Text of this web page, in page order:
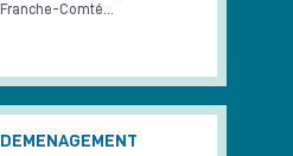
Franche-Comté…
DEMENAGEMENT